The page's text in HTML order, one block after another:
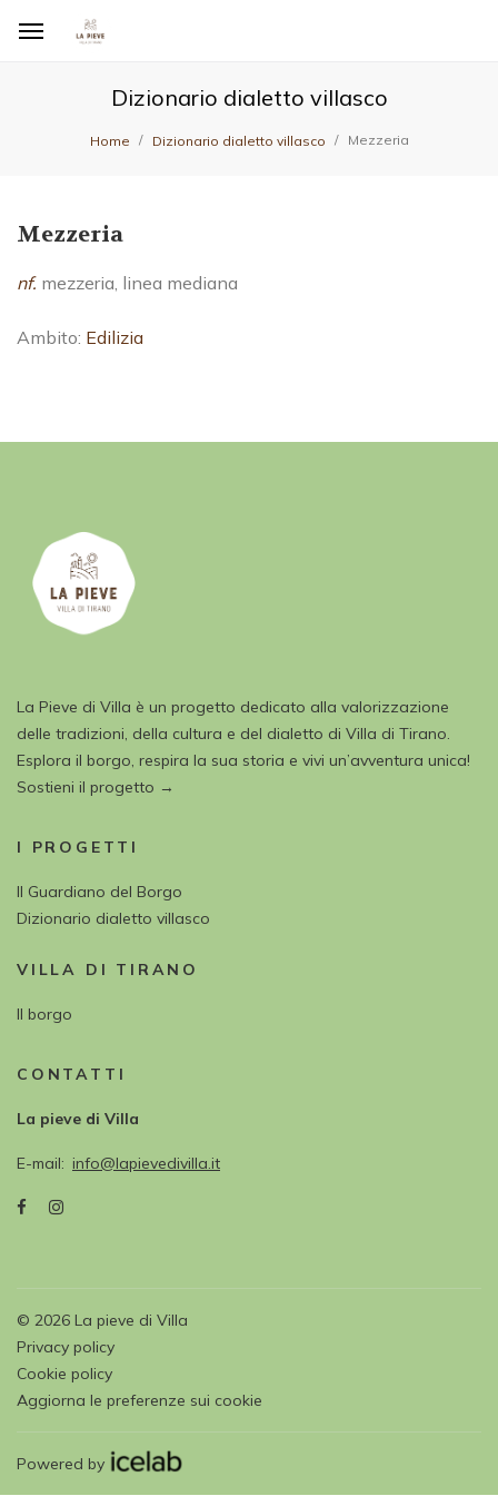
Dizionario dialetto villasco
Home Dizionario dialetto villasco Mezzeria
Mezzeria
nf. mezzeria, linea mediana
Ambito: Edilizia
La Pieve di Villa è un progetto dedicato alla valorizzazione
delle tradizioni, della cultura e del dialetto di Villa di Tirano.
Esplora il borgo, respira la sua storia e vivi un’avventura unica!
Sostieni il progetto →
I PROGETTI
Il Guardiano del Borgo
Dizionario dialetto villasco
VILLA DI TIRANO
Il borgo
CONTATTI
La pieve di Villa
E-mail info@lapievedivilla.it
© 2026 La pieve di Villa
Privacy policy
Cookie policy
Aggiorna le preferenze sui cookie
Powered by